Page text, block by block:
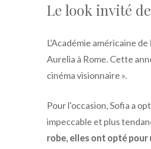
Le look invité
L'Académie américaine
Aurelia à Rome. Cette
cinéma visionnaire ».
Pour l'occasion, Sofia a
impeccable et plus
robe, elles ont opté pour